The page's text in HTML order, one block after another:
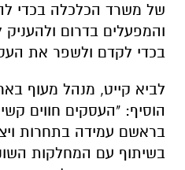
לביא קייט, מנהל מעוף
הוסיף: "העסקים חווים
בראשם עמידה בתחרות
והתעשייה מפעילים
מטרתם צמצום הפערים
והבינוניים לבין החברות
למינוף העסק והעלאת